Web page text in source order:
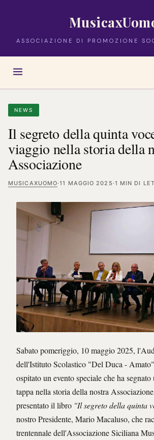
ASSOCIAZIONE DI PROMOZIONE
NEWS
Il segreto della quinta
viaggio nella storia della
Associazione
MUSICAXUOMO·11 MAGGIO 2025 ·1 MIN DI
Sabato pomeriggio, 10 maggio 2025,
dell'Istituto Scolastico "Del Duca -
ospitato un evento speciale che ha
tappa nella storia della nostra
presentato il libro "Il segreto della quinta
nostro Presidente, Mario Macaluso, che
trentennale dell'Associazione Siciliana